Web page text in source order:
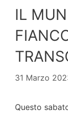
IL
31 Marzo
Questo